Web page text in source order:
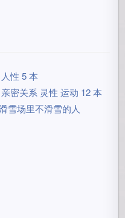
性 5 本
密关系 灵性 运动 12 本
雪场里不滑雪的人